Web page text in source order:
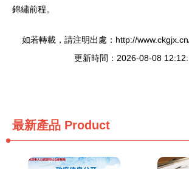
錦繡前程。
如若轉載，請注明出處：http://
更新時間：2026-08-08
最新產品 Product